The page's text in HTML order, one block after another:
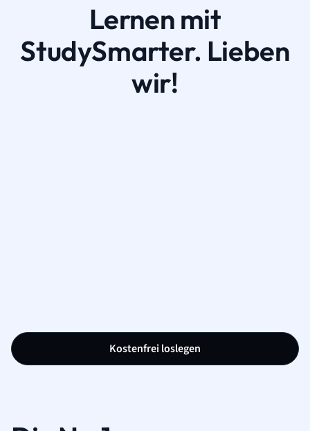
Lernen mit
StudySmarter. Lieben
wir!
Kostenfrei loslegen